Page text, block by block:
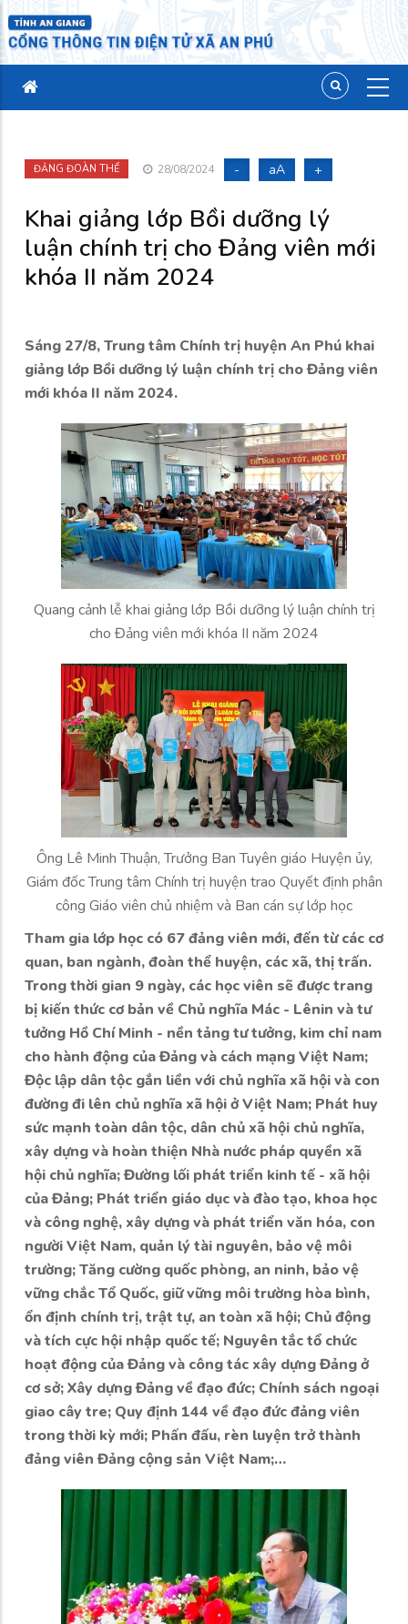
ĐẢNG ĐOÀN THỂ 28/08/2024 - aA +
Khai giảng lớp Bồi dưỡng lý
luận chính trị cho Đảng viên mới
khóa II năm 2024
Sáng 27/8, Trung tâm Chính trị huyện An Phú khai
giảng lớp Bồi dưỡng lý luận chính trị cho Đảng viên
mới khóa II năm 2024.
Quang cảnh lễ khai giảng lớp Bồi dưỡng lý luận chính trị
cho Đảng viên mới khóa II năm 2024
Ông Lê Minh Thuận, Trưởng Ban Tuyên giáo Huyện ủy,
Giám đốc Trung tâm Chính trị huyện trao Quyết định phân
công Giáo viên chủ nhiệm và Ban cán sự lớp học
Tham gia lớp học có 67 đảng viên mới, đến từ các cơ
quan, ban ngành, đoàn thể huyện, các xã, thị trấn.
Trong thời gian 9 ngày, các học viên sẽ được trang
bị kiến thức cơ bản về Chủ nghĩa Mác - Lênin và tư
tưởng Hồ Chí Minh - nền tảng tư tưởng, kim chỉ nam
cho hành động của Đảng và cách mạng Việt Nam;
Độc lập dân tộc gắn liền với chủ nghĩa xã hội và con
đường đi lên chủ nghĩa xã hội ở Việt Nam; Phát huy
sức mạnh toàn dân tộc, dân chủ xã hội chủ nghĩa,
xây dựng và hoàn thiện Nhà nước pháp quyền xã
hội chủ nghĩa; Đường lối phát triển kinh tế - xã hội
của Đảng; Phát triển giáo dục và đào tạo, khoa học
và công nghệ, xây dựng và phát triển văn hóa, con
người Việt Nam, quản lý tài nguyên, bảo vệ môi
trường; Tăng cường quốc phòng, an ninh, bảo vệ
vững chắc Tổ Quốc, giữ vững môi trường hòa bình,
ổn định chính trị, trật tự, an toàn xã hội; Chủ động
và tích cực hội nhập quốc tế; Nguyên tắc tổ chức
hoạt động của Đảng và công tác xây dựng Đảng ở
cơ sở; Xây dựng Đảng về đạo đức; Chính sách ngoại
giao cây tre; Quy định 144 về đạo đức đảng viên
trong thời kỳ mới; Phấn đấu, rèn luyện trở thành
đảng viên Đảng cộng sản Việt Nam;…